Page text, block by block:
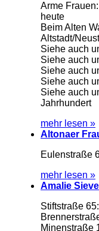
Arme
heute
Beim Alten
Altstadt/
Siehe auch
Siehe auch
Siehe auch
Siehe auch
Siehe auch
Jahrhundert
mehr lesen »
Altonaer
Eulenstraße
mehr lesen »
Amalie
Stiftstraße
Minenstraße